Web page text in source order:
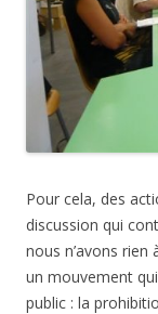
Pour cela, des
discussion qui
nous n’avons
un mouvement
public : la